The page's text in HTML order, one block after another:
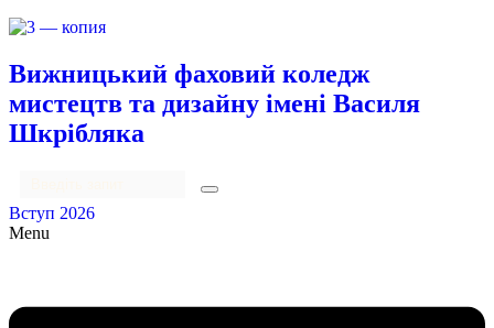
Вижницький фаховий коледж
мистецтв та дизайну імені Василя
Шкрібляка
Вступ 2026
Menu